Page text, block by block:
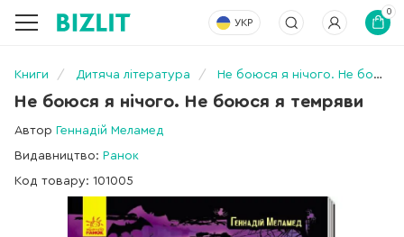
УКР
0
Книги Дитяча література Не боюся я нічого. Не боюся я темряви
Не боюся я нічого. Не боюся я темряви
Автор Геннадій Меламед
Видавництво: Ранок
Код товару: 101005